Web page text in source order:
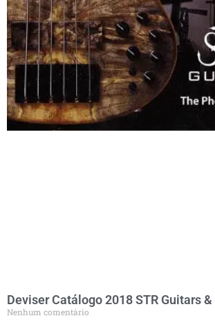
Deviser Catálogo 2018 STR Guitars
Nenhum comentário